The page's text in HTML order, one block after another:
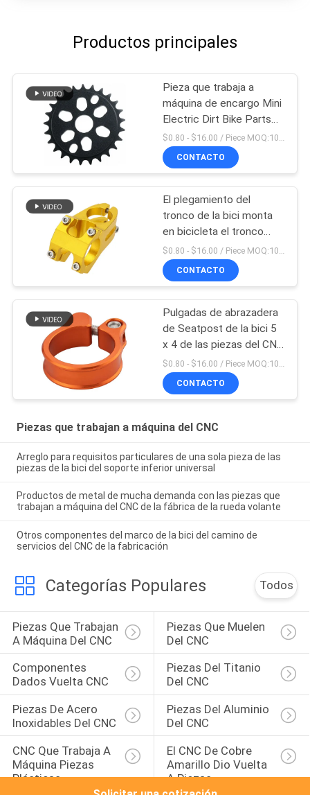
Productos principales
Pieza que trabaja a
máquina de encargo Mini
Electric Dirt Bike Parts
del CNC del OEM
$0.80 - $16.00 / Piece MOQ:10 pedazos
CONTACTO
El plegamiento del
tronco de la bici monta
en bicicleta el tronco
doble ajustable hecho en
China
$0.80 - $16.00 / Piece MOQ:10 pedazos
CONTACTO
Pulgadas de abrazadera
de Seatpost de la bici 5
x 4 de las piezas del CNC
de la precisión que
trabajan a máquina
CONTACTO
Piezas que trabajan a máquina del CNC
Arreglo para requisitos particulares de una sola pieza de las
piezas de la bici del soporte inferior universal
Productos de metal de mucha demanda con las piezas que
trabajan a máquina del CNC de la fábrica de la rueda volante
Otros componentes del marco de la bici del camino de
servicios del CNC de la fabricación
Categorías Populares Todos
Piezas Que Trabajan
A Máquina Del CNC
Piezas Que Muelen
Del CNC
Componentes
Dados Vuelta CNC
Piezas Del Titanio
Del CNC
Piezas De Acero
Inoxidables Del CNC
Piezas Del Aluminio
Del CNC
CNC Que Trabaja A
Máquina Piezas
Plásticas
El CNC De Cobre
Amarillo Dio Vuelta
A Piezas